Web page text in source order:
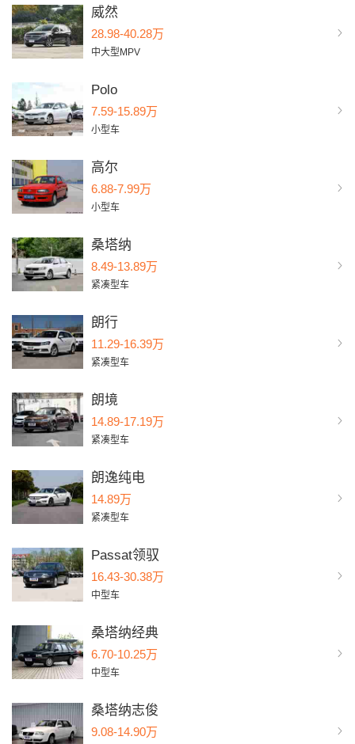
威然
28.98-40.28万
中大型MPV
Polo
7.59-15.89万
小型车
高尔
6.88-7.99万
小型车
桑塔纳
8.49-13.89万
紧凑型车
朗行
11.29-16.39万
紧凑型车
朗境
14.89-17.19万
紧凑型车
朗逸纯电
14.89万
紧凑型车
Passat领驭
16.43-30.38万
中型车
桑塔纳经典
6.70-10.25万
中型车
桑塔纳志俊
9.08-14.90万